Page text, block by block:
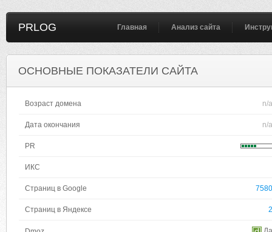
PRLOG Главная Анализ сайта
ОСНОВНЫЕ ПОКАЗАТЕЛИ САЙТА
Возраст домена n/a
Дата окончания n/a
PR
ИКС
Страниц в Google 7580
Страниц в Яндексе 2